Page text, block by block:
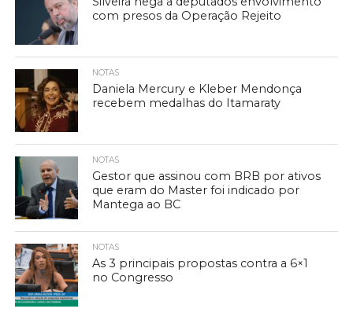
com presos da Operação Rejeito
NOTAS
Daniela Mercury e Kleber Mendonça
recebem medalhas do Itamaraty
NOTAS
Gestor que assinou com BRB por ativos
que eram do Master foi indicado por
Mantega ao BC
NOTAS
As 3 principais propostas contra a 6×1
no Congresso